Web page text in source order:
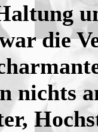
die
nichts